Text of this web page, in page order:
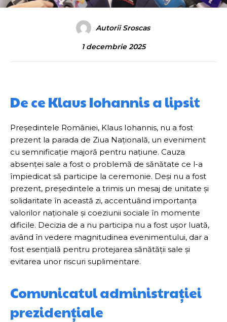
Autorii Sroscas
1 decembrie 2025
De ce Klaus Iohannis a lipsit
Președintele României, Klaus Iohannis, nu a fost
prezent la parada de Ziua Națională, un eveniment
cu semnificație majoră pentru națiune. Cauza
absenței sale a fost o problemă de sănătate ce l-a
împiedicat să participe la ceremonie. Deși nu a fost
prezent, președintele a trimis un mesaj de unitate și
solidaritate în această zi, accentuând importanța
valorilor naționale și coeziunii sociale în momente
dificile. Decizia de a nu participa nu a fost ușor luată,
având în vedere magnitudinea evenimentului, dar a
fost esențială pentru protejarea sănătății sale și
evitarea unor riscuri suplimentare.
Comunicatul administrației
prezidențiale